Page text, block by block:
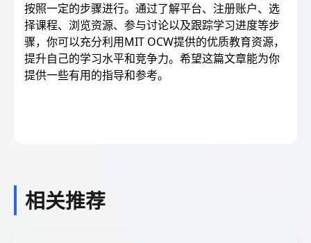
按照一定的步骤进行。通过了解平台、注册账户、选
择课程、浏览资源、参与讨论以及跟踪学习进度等步
骤，你可以充分利用MIT OCW提供的优质教育资源，
提升自己的学习水平和竞争力。希望这篇文章能为你
提供一些有用的指导和参考。
相关推荐